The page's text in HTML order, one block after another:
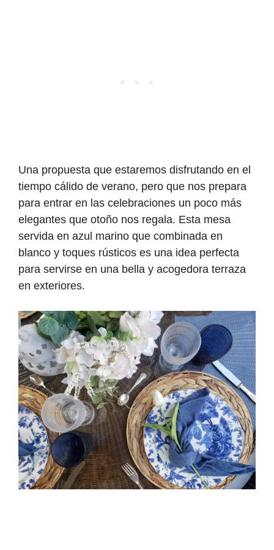
Una propuesta que estaremos disfrutando en el
tiempo cálido de verano, pero que nos prepara
para entrar en las celebraciones un poco más
elegantes que otoño nos regala. Esta mesa
servida en azul marino que combinada en
blanco y toques rústicos es una idea perfecta
para servirse en una bella y acogedora terraza
en exteriores.